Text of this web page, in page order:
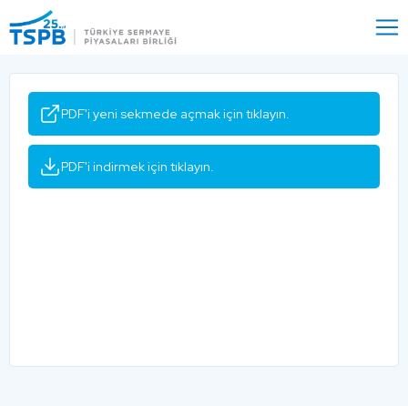
Close
PDF'i yeni sekmede açmak için tıklayın.
PDF'i indirmek için tıklayın.